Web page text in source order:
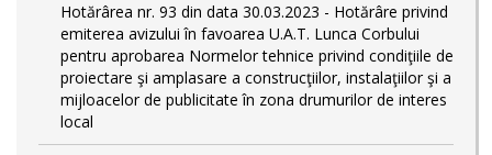
Hotărârea nr. 93 din data 30.03.2023 - Hotărâre privind
emiterea avizului în favoarea U.A.T. Lunca Corbului
pentru aprobarea Normelor tehnice privind condiţiile de
proiectare şi amplasare a construcţiilor, instalaţiilor şi a
mijloacelor de publicitate în zona drumurilor de interes
local